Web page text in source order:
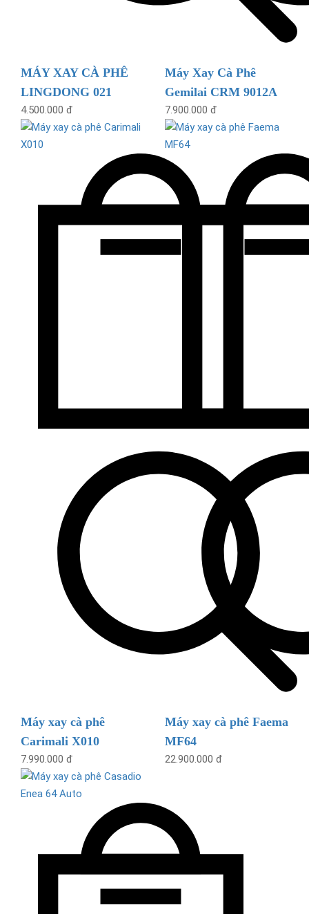
MÁY XAY CÀ PHÊ
LINGDONG 021
4.500.000 đ
Máy Xay Cà Phê
Gemilai CRM 9012A
7.900.000 đ
Máy xay cà phê
Carimali X010
7.990.000 đ
Máy xay cà phê Faema
MF64
22.900.000 đ